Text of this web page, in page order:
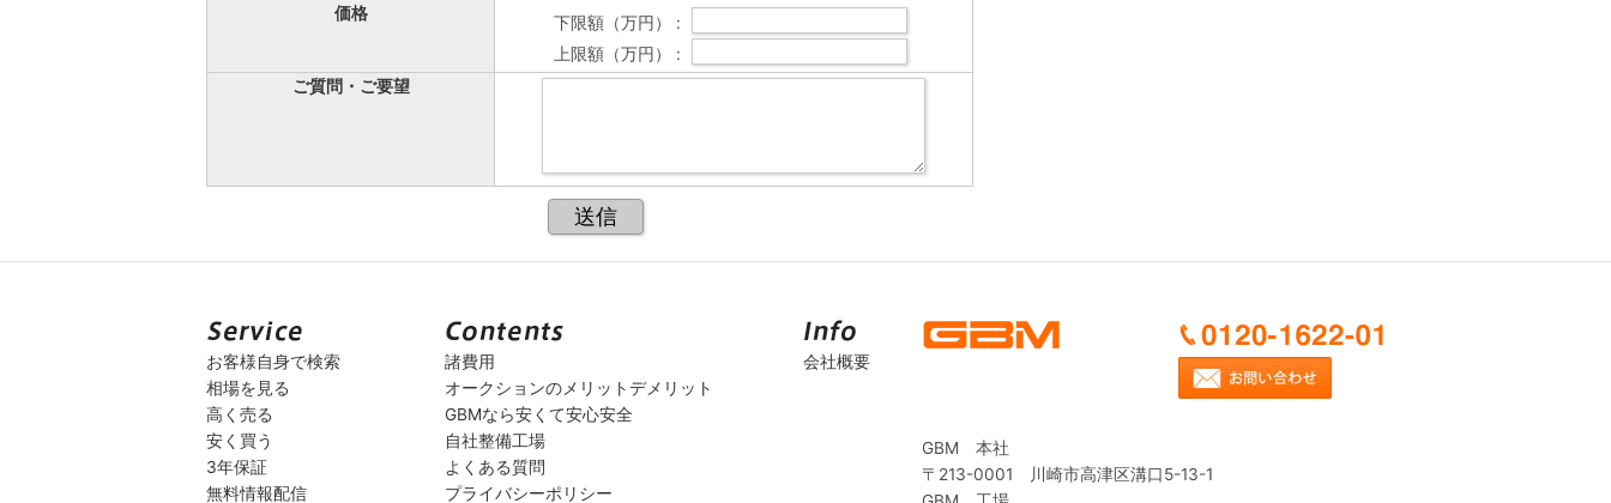
価格
下限額（万円） :
上限額（万円） :
ご質問・ご要望
お客様自身で検索
相場を見る
高く売る
安く買う
3年保証
無料情報配信
諸費用
オークションのメリットデメリット
GBMなら安くて安心安全
自社整備工場
よくある質問
プライバシーポリシー
会社概要
GBM 本社
〒213-0001 川崎市高津区溝口5-13-1